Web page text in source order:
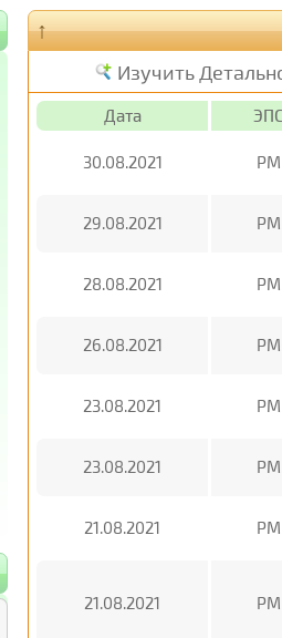
↑
Изучить
Дата ЭПС
30.08.2021 PM
29.08.2021 PM
28.08.2021 PM
26.08.2021 PM
23.08.2021 PM
23.08.2021 PM
21.08.2021 PM
21.08.2021 PM